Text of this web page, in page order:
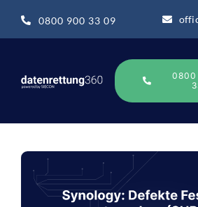
Inhalt
0800 900 33 09
Über uns
0800